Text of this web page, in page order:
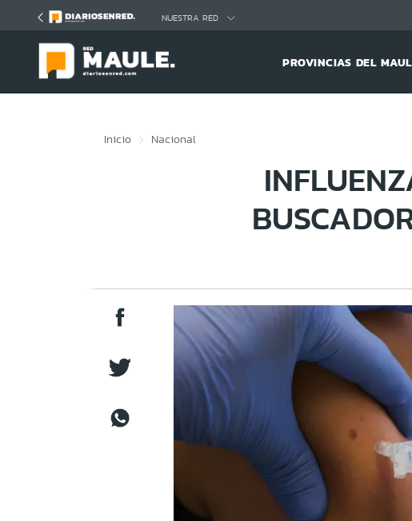
NUESTRA RED
PROVINCIAS DEL
Inicio Nacional